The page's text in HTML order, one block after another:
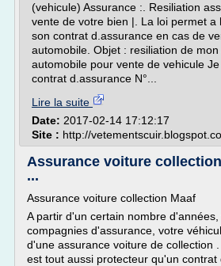
(vehicule) Assurance :. Resiliation
vente de votre bien |. La loi permet a
son contrat d.assurance en cas de
automobile. Objet : resiliation de
automobile pour vente de vehicule
contrat d.assurance N°...
Lire la suite
Date: 2017-02-14 17:12:17
Site : http://
Assurance voiture
...
Assurance voiture collection Maaf
A partir d'un certain nombre
compagnies d'assurance, votre
d'une assurance voiture de collection
est tout aussi protecteur qu'un contrat